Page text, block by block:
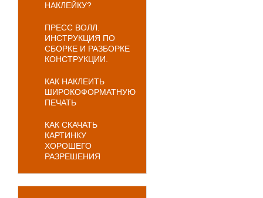
НАКЛЕЙКУ?
ПРЕСС ВОЛЛ.
ИНСТРУКЦИЯ ПО
СБОРКЕ И РАЗБОРКЕ
КОНСТРУКЦИИ.
КАК НАКЛЕИТЬ
ШИРОКОФОРМАТНУЮ
ПЕЧАТЬ
КАК СКАЧАТЬ
КАРТИНКУ
ХОРОШЕГО
РАЗРЕШЕНИЯ